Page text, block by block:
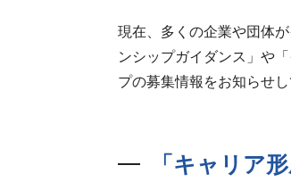
現在、多くの企業や団体
ンシップガイダンス」や
プの募集情報をお知らせ
「キャリア